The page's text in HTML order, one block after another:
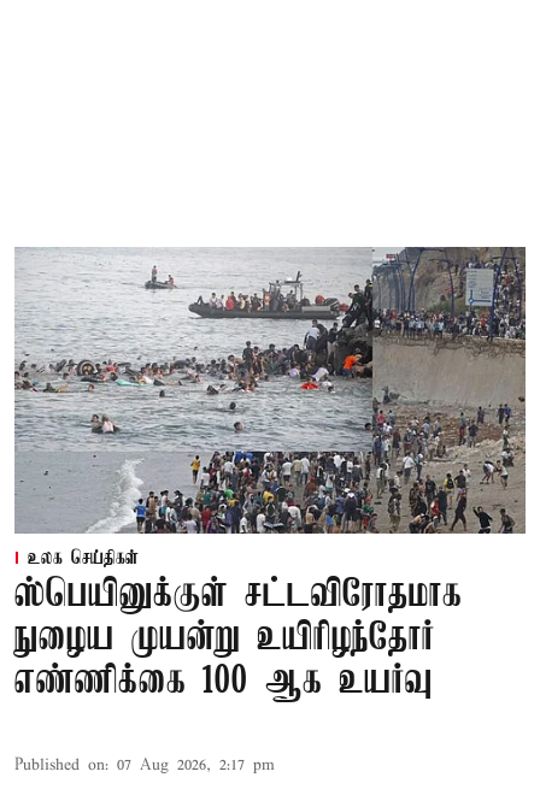
உலக செய்திகள்
ஸ்பெயினுக்குள் சட்டவிரோதமாக
நுழைய முயன்று உயிரிழந்தோர்
எண்ணிக்கை 100 ஆக உயர்வு
Published on: 07 Aug 2026, 2:17 pm